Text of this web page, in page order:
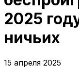
2025
ничьих
15 апреля 2025